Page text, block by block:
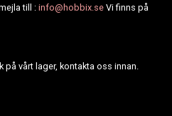
till :info@hobbix.se Vi finns på
vårt lager, kontakta oss innan.